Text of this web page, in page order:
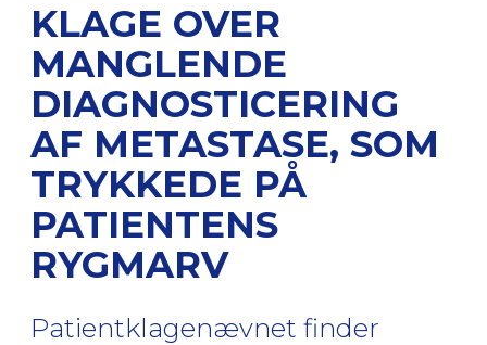
KLAGE OVER
MANGLENDE
DIAGNOSTICERING
AF METASTASE, SOM
TRYKKEDE PÅ
PATIENTENS
RYGMARV
Patientklagenævnet finder